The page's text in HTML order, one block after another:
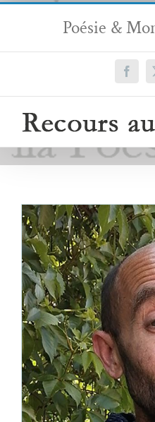
Passer
contenu
Poésie &
Stéphane
Poèmes